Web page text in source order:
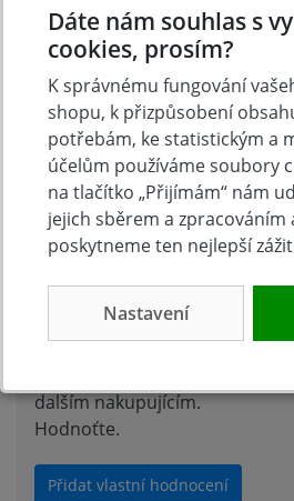
Diskuse k produktu
Máte otázky k produktu:
GSH 180-TC?
Zeptejte se.
Zeptat se v diskusi
Hodnocení produktu
dalším nakupujícím.
Hodnoťte.
Přidat vlastní hodnocení
Dáte nám souhlas s
cookies, prosím?
K správnému fungování
shopu, k přizpůsobení
potřebám, ke statistickým a
účelům používáme soubory
na tlačítko „Přijímám“ nám
jejich sběrem a zpracováním
poskytneme ten nejlepší
Nastavení